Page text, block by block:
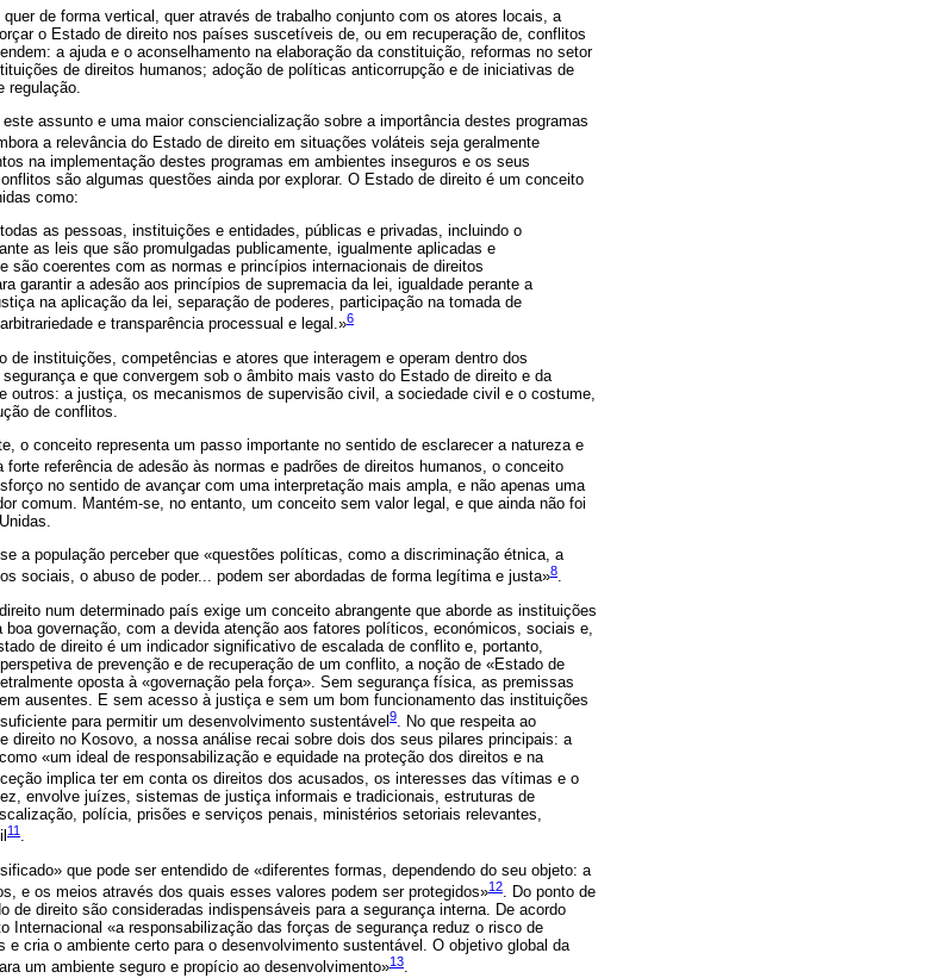
de forma vertical, quer através de trabalho conjunto com os atores locais, a
o Estado de direito nos países suscetíveis de, ou em recuperação de, conflitos
a ajuda e o aconselhamento na elaboração da constituição, reformas no setor
de direitos humanos; adoção de políticas anticorrupção e de iniciativas de
regulação.
assunto e uma maior consciencialização sobre a importância destes programas
a relevância do Estado de direito em situações voláteis seja geralmente
na implementação destes programas em ambientes inseguros e os seus
são algumas questões ainda por explorar. O Estado de direito é um conceito
como:
as pessoas, instituições e entidades, públicas e privadas, incluindo o
as leis que são promulgadas publicamente, igualmente aplicadas e
são coerentes com as normas e princípios internacionais de direitos
garantir a adesão aos princípios de supremacia da lei, igualdade perante a
na aplicação da lei, separação de poderes, participação na tomada de
e transparência processual e legal.»6
de instituições, competências e atores que interagem e operam dentro dos
e que convergem sob o âmbito mais vasto do Estado de direito e da
outros: a justiça, os mecanismos de supervisão civil, a sociedade civil e o costume,
de conflitos.
o conceito representa um passo importante no sentido de esclarecer a natureza e
forte referência de adesão às normas e padrões de direitos humanos, o conceito
no sentido de avançar com uma interpretação mais ampla, e não apenas uma
comum. Mantém-se, no entanto, um conceito sem valor legal, e que ainda não foi
a população perceber que «questões políticas, como a discriminação étnica, a
sociais, o abuso de poder... podem ser abordadas de forma legítima e justa»8.
num determinado país exige um conceito abrangente que aborde as instituições
governação, com a devida atenção aos fatores políticos, económicos, sociais e,
de direito é um indicador significativo de escalada de conflito e, portanto,
de prevenção e de recuperação de um conflito, a noção de «Estado de
oposta à «governação pela força». Sem segurança física, as premissas
ausentes. E sem acesso à justiça e sem um bom funcionamento das instituições
para permitir um desenvolvimento sustentável 9
. No que respeita ao
direito no Kosovo, a nossa análise recai sobre dois dos seus pilares principais: a
«um ideal de responsabilização e equidade na proteção dos direitos e na
implica ter em conta os direitos dos acusados, os interesses das vítimas e o
envolve juízes, sistemas de justiça informais e tradicionais, estruturas de
polícia, prisões e serviços penais, ministérios setoriais relevantes,
11 .
que pode ser entendido de «diferentes formas, dependendo do seu objeto: a
e os meios através dos quais esses valores podem ser protegidos»12. Do ponto de
direito são consideradas indispensáveis para a segurança interna. De acordo
Internacional «a responsabilização das forças de segurança reduz o risco de
e cria o ambiente certo para o desenvolvimento sustentável. O objetivo global da
um ambiente seguro e propício ao desenvolvimento»13.